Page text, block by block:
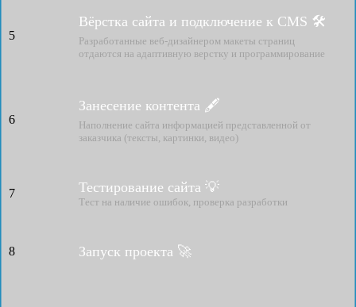
5
Вёрстка сайта и подключение к CMS 🛠
Разработанные веб-дизайнером макеты страниц
отдаются на адаптивную верстку и программирование
6
Занесение контента 🖋
Наполнение сайта информацией представленной от
заказчика (тексты, картинки, видео)
7 Тестирование сайта 💡
Тест на наличие ошибок, проверка разработки
8 Запуск проекта 🚀